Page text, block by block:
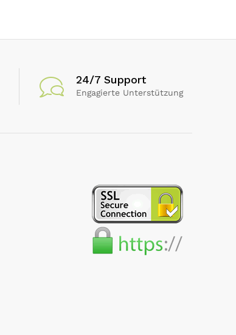
24/7 Support
Engagierte Unterstützung